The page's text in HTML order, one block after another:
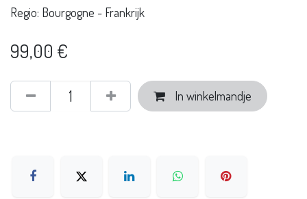
Regio: Bourgogne - Frankrijk
99,00 €
In winkelmandje